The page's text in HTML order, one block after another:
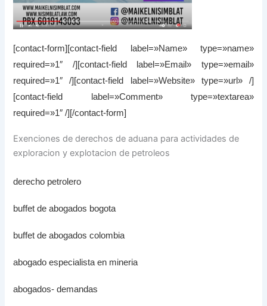
[contact-form][contact-field label=»Name» type=»name»
required=»1″ /][contact-field label=»Email» type=»email»
required=»1″ /][contact-field label=»Website» type=»url» /]
[contact-field label=»Comment» type=»textarea»
required=»1″ /][/contact-form]
Exenciones de derechos de aduana para actividades de
exploracion y explotacion de petroleos
derecho petrolero
buffet de abogados bogota
buffet de abogados colombia
abogado especialista en mineria
abogados- demandas